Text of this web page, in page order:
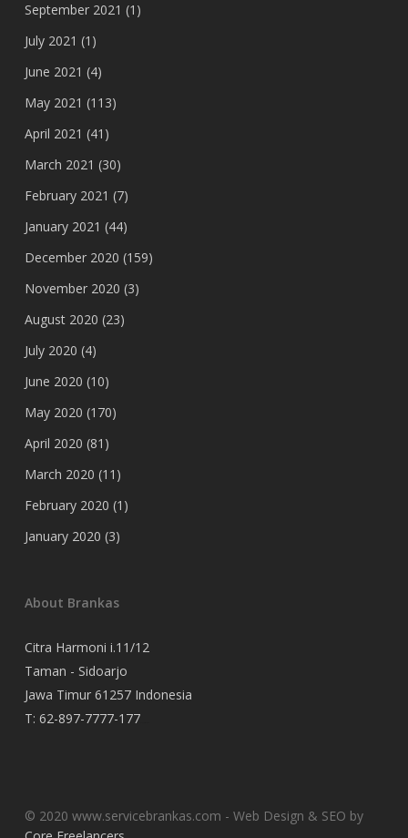
September 2021 (1)
July 2021 (1)
June 2021 (4)
May 2021 (113)
April 2021 (41)
March 2021 (30)
February 2021 (7)
January 2021 (44)
December 2020 (159)
November 2020 (3)
August 2020 (23)
July 2020 (4)
June 2020 (10)
May 2020 (170)
April 2020 (81)
March 2020 (11)
February 2020 (1)
January 2020 (3)
About Brankas
Citra Harmoni i.11/12
Taman - Sidoarjo
Jawa Timur 61257 Indonesia
T: 62-897-7777-177
© 2020 www.servicebrankas.com - Web Design & SEO by